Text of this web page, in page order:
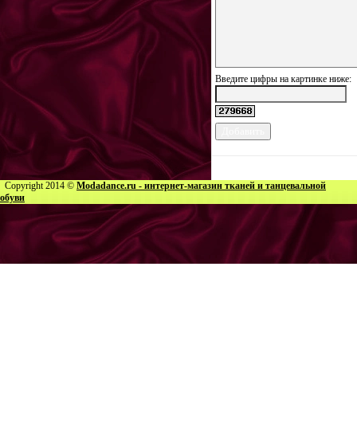
Введите цифры на картинке ниже:
Copyright 2014 © Modadance.ru - интернет-магазин тканей и танцевальной
обуви